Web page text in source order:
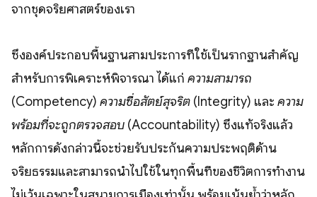
จากชุดจริยศาสตร์ของเรา
ซึ่งองค์ประกอบพื้นฐานสามประการที่ใช้เป็นรากฐานสำคัญ
สำหรับการพิเคราะห์พิจารณา ได้แก่ ความสามารถ
(Competency) ความซื่อสัตย์สุจริต (Integrity) และ ความ
พร้อมที่จะถูกตรวจสอบ (Accountability) ซึ่งแท้จริงแล้ว
หลักการดังกล่าวนี้จะช่วยรับประกันความประพฤติด้าน
จริยธรรมและสามารถนำไปใช้ในทุกพื้นที่ของชีวิตการทำงาน